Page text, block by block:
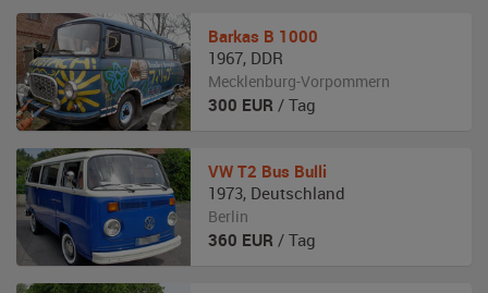
Barkas B 1000
1967, DDR
Mecklenburg-Vorpommern
300 EUR / Tag
VW T2 Bus Bulli
1973, Deutschland
Berlin
360 EUR / Tag